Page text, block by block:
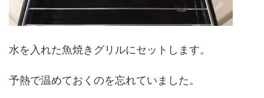
水を入れた魚焼きグリルにセットします。
予熱で温めておくのを忘れていました。